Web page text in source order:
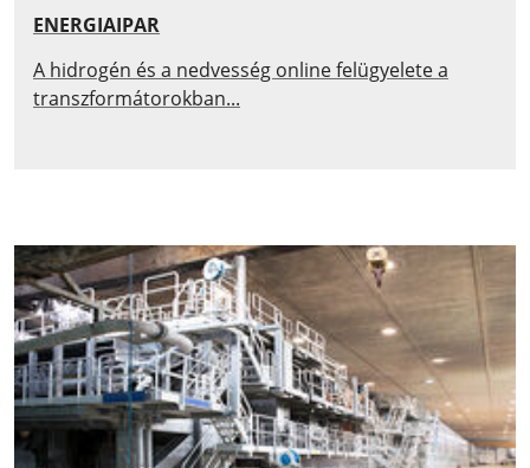
ENERGIAIPAR
A hidrogén és a nedvesség online felügyelete a
transzformátorokban...